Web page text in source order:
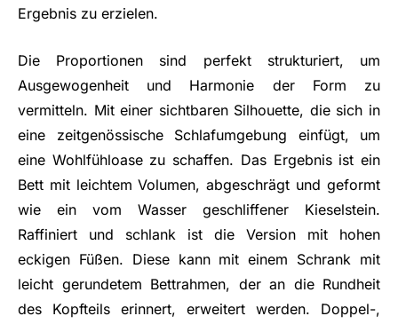
Ergebnis zu erzielen.
Die Proportionen sind perfekt strukturiert, um
Ausgewogenheit und Harmonie der Form zu
vermitteln. Mit einer sichtbaren Silhouette, die sich in
eine zeitgenössische Schlafumgebung einfügt, um
eine Wohlfühloase zu schaffen. Das Ergebnis ist ein
Bett mit leichtem Volumen, abgeschrägt und geformt
wie ein vom Wasser geschliffener Kieselstein.
Raffiniert und schlank ist die Version mit hohen
eckigen Füßen. Diese kann mit einem Schrank mit
leicht gerundetem Bettrahmen, der an die Rundheit
des Kopfteils erinnert, erweitert werden. Doppel-,